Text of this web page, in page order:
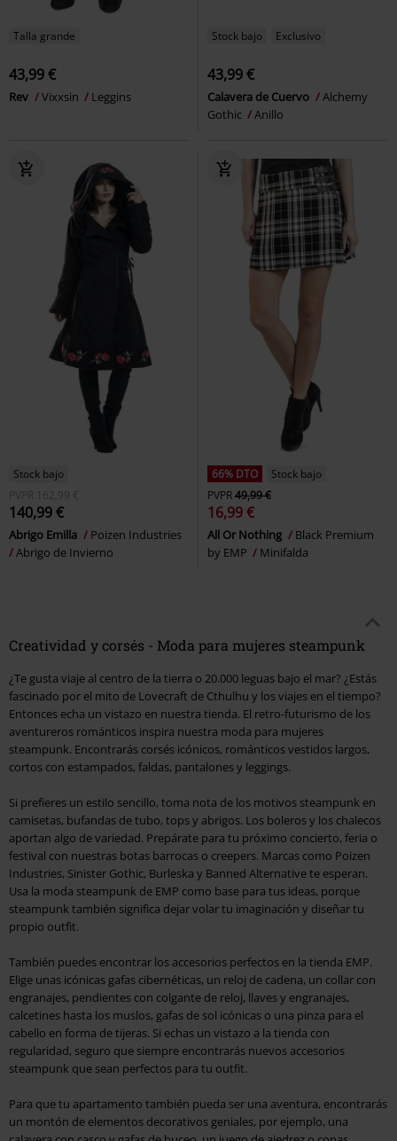
Talla grande
43,99 €
Rev Vixxsin Leggins
Stock bajo Exclusivo
43,99 €
Calavera de Cuervo
Alchemy
Gothic
Anillo
Stock bajo
PVPR 162,99 €
140,99 €
Abrigo Emilla
Poizen Industries
Abrigo de Invierno
66% DTO
Stock bajo
PVPR49,99 €
16,99 €
All Or Nothing
Black Premium
by EMP
Minifalda
Creatividad y corsés - Moda para mujeres steampunk
¿Te gusta viaje al centro de la tierra o 20.000 leguas bajo el mar? ¿Estás
fascinado por el mito de Lovecraft de Cthulhu y los viajes en el tiempo?
Entonces echa un vistazo en nuestra tienda. El retro-futurismo de los
aventureros románticos inspira nuestra moda para mujeres
steampunk. Encontrarás corsés icónicos, románticos vestidos largos,
cortos con estampados, faldas, pantalones y leggings.
Si prefieres un estilo sencillo, toma nota de los motivos steampunk en
camisetas, bufandas de tubo, tops y abrigos. Los boleros y los chalecos
aportan algo de variedad. Prepárate para tu próximo concierto, feria o
festival con nuestras botas barrocas o creepers. Marcas como Poizen
Industries, Sinister Gothic, Burleska y Banned Alternative te esperan.
Usa la moda steampunk de EMP como base para tus ideas, porque
steampunk también significa dejar volar tu imaginación y diseñar tu
propio outfit.
También puedes encontrar los accesorios perfectos en la tienda EMP.
Elige unas icónicas gafas cibernéticas, un reloj de cadena, un collar con
engranajes, pendientes con colgante de reloj, llaves y engranajes,
calcetines hasta los muslos, gafas de sol icónicas o una pinza para el
cabello en forma de tijeras. Si echas un vistazo a la tienda con
regularidad, seguro que siempre encontrarás nuevos accesorios
steampunk que sean perfectos para tu outfit.
Para que tu apartamento también pueda ser una aventura, encontrarás
un montón de elementos decorativos geniales, por ejemplo, una